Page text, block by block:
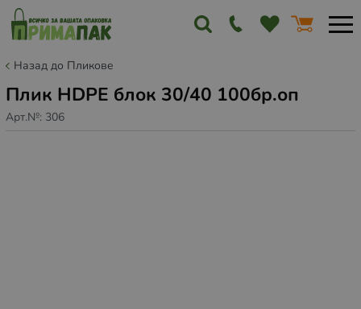
Назад до Пликове
Плик HDPE блок 30/40 100бр.оп
Арт.№: 306